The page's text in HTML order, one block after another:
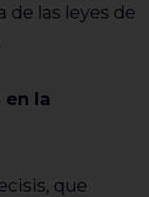
de las leyes de
en la
que